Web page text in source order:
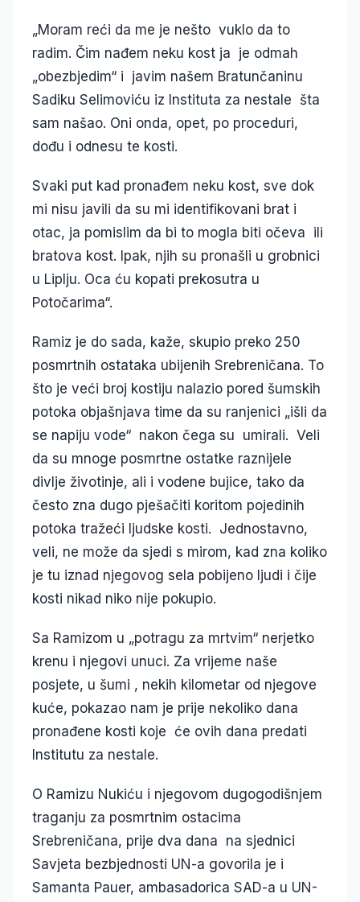
„Moram reći da me je nešto vuklo da to
radim. Čim nađem neku kost ja je odmah
„obezbjedim“ i javim našem Bratunčaninu
Sadiku Selimoviću iz Instituta za nestale šta
sam našao. Oni onda, opet, po proceduri,
dođu i odnesu te kosti.
Svaki put kad pronađem neku kost, sve dok
mi nisu javili da su mi identifikovani brat i
otac, ja pomislim da bi to mogla biti očeva ili
bratova kost. Ipak, njih su pronašli u grobnici
u Liplju. Oca ću kopati prekosutra u
Potočarima“.
Ramiz je do sada, kaže, skupio preko 250
posmrtnih ostataka ubijenih Srebreničana. To
što je veći broj kostiju nalazio pored šumskih
potoka objašnjava time da su ranjenici „išli da
se napiju vode“ nakon čega su umirali. Veli
da su mnoge posmrtne ostatke raznijele
divlje životinje, ali i vodene bujice, tako da
često zna dugo pješačiti koritom pojedinih
potoka tražeći ljudske kosti. Jednostavno,
veli, ne može da sjedi s mirom, kad zna koliko
je tu iznad njegovog sela pobijeno ljudi i čije
kosti nikad niko nije pokupio.
Sa Ramizom u „potragu za mrtvim“ nerjetko
krenu i njegovi unuci. Za vrijeme naše
posjete, u šumi , nekih kilometar od njegove
kuće, pokazao nam je prije nekoliko dana
pronađene kosti koje će ovih dana predati
Institutu za nestale.
O Ramizu Nukiću i njegovom dugogodišnjem
traganju za posmrtnim ostacima
Srebreničana, prije dva dana na sjednici
Savjeta bezbjednosti UN-a govorila je i
Samanta Pauer, ambasadorica SAD-a u UN-